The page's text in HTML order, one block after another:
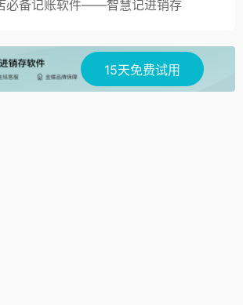
必备记账软件——智慧记进销存
15天免费试用